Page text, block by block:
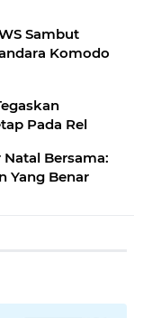
Sambut
Komodo
Pada Rel
Natal Bersama:
Yang Benar